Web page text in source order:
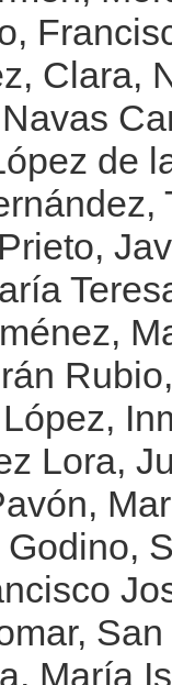
Clara,
Navas
de
Lora,
,
María